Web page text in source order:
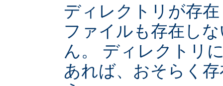
ディレクトリが存
ファイルも存在し
ん。 ディレクトリ
あれば、おそらく